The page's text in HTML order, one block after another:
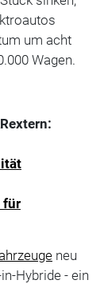
um acht
Wagen.
für
neu
Hybride - ein